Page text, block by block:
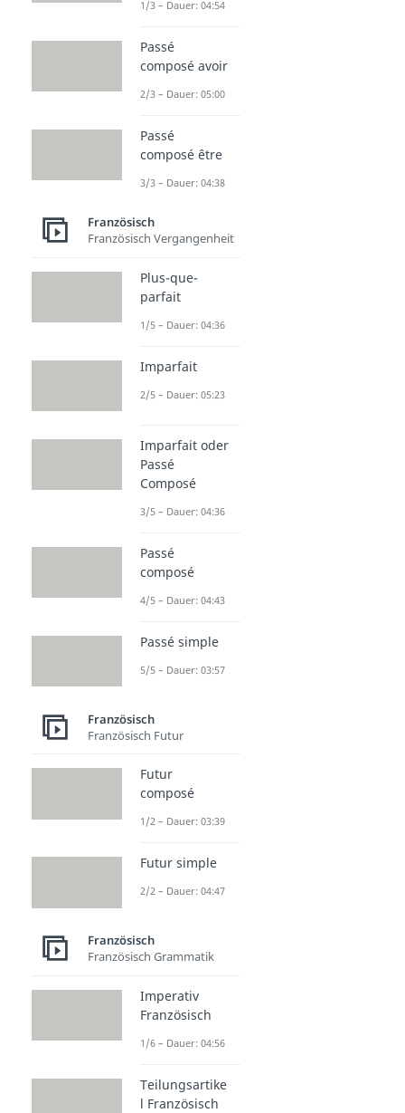
1/3 – Dauer: 04:54
Passé
composé avoir
2/3 – Dauer: 05:00
Passé
composé être
3/3 – Dauer: 04:38
Französisch
Französisch Vergangenheit
Plus-que-
parfait
1/5 – Dauer: 04:36
Imparfait
2/5 – Dauer: 05:23
Imparfait oder
Passé
Composé
3/5 – Dauer: 04:36
Passé
composé
4/5 – Dauer: 04:43
Passé simple
5/5 – Dauer: 03:57
Französisch
Französisch Futur
Futur
composé
1/2 – Dauer: 03:39
Futur simple
2/2 – Dauer: 04:47
Französisch
Französisch Grammatik
Imperativ
Französisch
1/6 – Dauer: 04:56
Teilungsartike
l Französisch